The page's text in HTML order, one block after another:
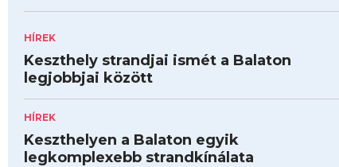
HÍREK
Keszthely strandjai ismét a Balaton
legjobbjai között
HÍREK
Keszthelyen a Balaton egyik
legkomplexebb strandkínálata